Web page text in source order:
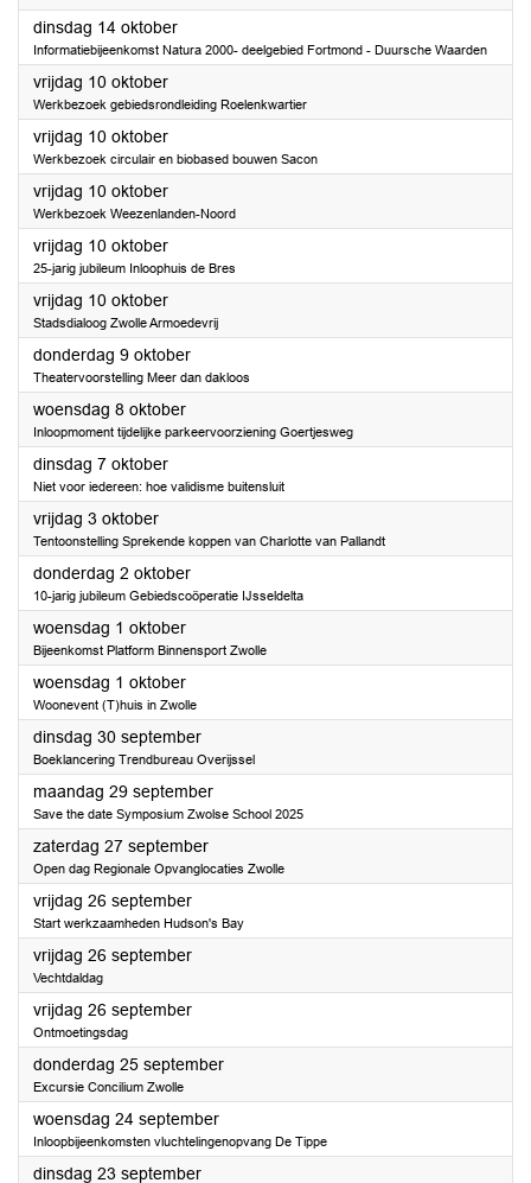
dinsdag 14 oktober2025
Informatiebijeenkomst Natura 2000- deelgebied Fortmond - Duursche Waarden
vrijdag 10 oktober2025
Werkbezoek gebiedsrondleiding Roelenkwartier
vrijdag 10 oktober2025
Werkbezoek circulair en biobased bouwen Sacon
vrijdag 10 oktober2025
Werkbezoek Weezenlanden-Noord
vrijdag 10 oktober2025
25-jarig jubileum Inloophuis de Bres
vrijdag 10 oktober2025
Stadsdialoog Zwolle Armoedevrij
donderdag 9 oktober2025
Theatervoorstelling Meer dan dakloos
woensdag 8 oktober2025
Inloopmoment tijdelijke parkeervoorziening Goertjesweg
dinsdag 7 oktober2025
Niet voor iedereen: hoe validisme buitensluit
vrijdag 3 oktober2025
Tentoonstelling Sprekende koppen van Charlotte van Pallandt
donderdag 2 oktober2025
10-jarig jubileum Gebiedscoöperatie IJsseldelta
woensdag 1 oktober2025
Bijeenkomst Platform Binnensport Zwolle
woensdag 1 oktober2025
Woonevent (T)huis in Zwolle
dinsdag 30 september2025
Boeklancering Trendbureau Overijssel
maandag 29 september2025
Save the date Symposium Zwolse School 2025
zaterdag 27 september2025
Open dag Regionale Opvanglocaties Zwolle
vrijdag 26 september2025
Start werkzaamheden Hudson's Bay
vrijdag 26 september2025
Vechtdaldag
vrijdag 26 september2025
Ontmoetingsdag
donderdag 25 september2025
Excursie Concilium Zwolle
woensdag 24 september2025
Inloopbijeenkomsten vluchtelingenopvang De Tippe
dinsdag 23 september2025